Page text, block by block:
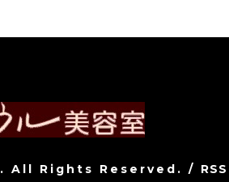
. All Rights Reserved. / RSS